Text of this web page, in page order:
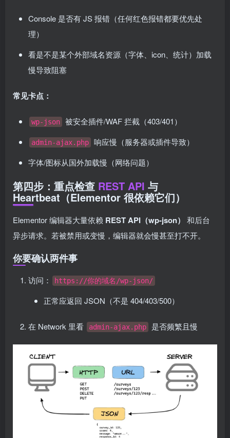
Console 是否有 JS 报错（任何红色报错都要优先处
理）
看是不是某个外部域名资源（字体、icon、统计）加载
慢导致阻塞
常见卡点：
wp-json 被安全插件/WAF 拦截（403/401）
admin-ajax.php
响应慢（服务器或插件导致）
字体/图标从国外加载慢（网络问题）
第四步：重点检查 REST API 与
Heartbeat（Elementor 很依赖它们）
Elementor 编辑器大量依赖 REST API（wp-json）
和后台
异步请求。若被禁用或变慢，编辑器就会慢甚至打不开。
你要确认两件事
访问： https://你的域名/wp-json/
正常应返回 JSON（不是 404/403/500）
在 Network 里看 admin-ajax.php 是否频繁且慢